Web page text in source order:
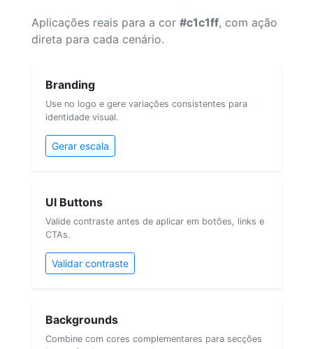
Aplicações reais para a cor #c1c1ff, com ação
direta para cada cenário.
Branding
Use no logo e gere variações consistentes para
identidade visual.
Gerar escala
UI Buttons
Valide contraste antes de aplicar em botões, links e
CTAs.
Validar contraste
Backgrounds
Combine com cores complementares para secções